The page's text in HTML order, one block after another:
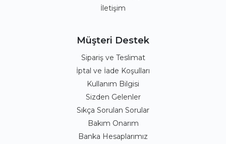
İletişim
Müşteri Destek
Sipariş ve Teslimat
İptal ve İade Koşulları
Kullanım Bilgisi
Sizden Gelenler
Sıkça Sorulan Sorular
Bakım Onarım
Banka Hesaplarımız